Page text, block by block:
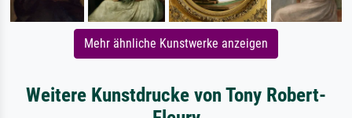
Mehr ähnliche Kunstwerke anzeigen
Weitere Kunstdrucke von Tony Robert-